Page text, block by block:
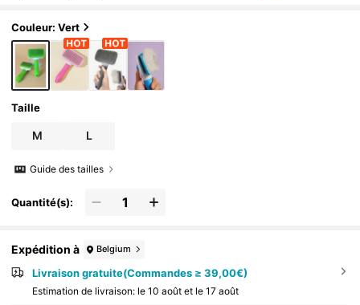
Couleur: Vert
Taille
M L
Guide des tailles
Quantité(s):
Expédition à Belgium
Livraison gratuite(Commandes ≥ 39,00€)
Estimation de livraison: le 10 août et le 17 août